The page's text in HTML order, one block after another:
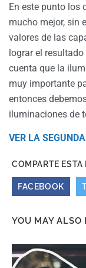
En este punto los
mucho mejor, sin
valores de las
lograr el
cuenta que la
muy importante
entonces
iluminaciones de
VER LA
COMPARTE
FACEBOOK
YOU MAY ALSO